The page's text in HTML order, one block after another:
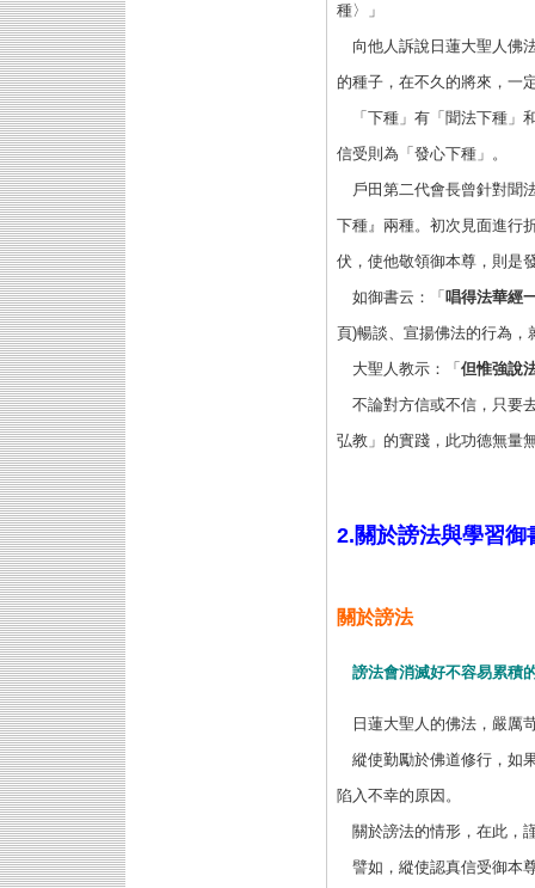
種〉」
向他人訴說日蓮大聖人佛
的種子，在不久的將來，一
「下種」有「聞法下種」
信受則為「發心下種」。
戶田第二代會長曾針對聞
下種』兩種。初次見面進行
伏，使他敬領御本尊，則是
如御書云：「 唱得法華經
頁)暢談、宣揚佛法的行為
大聖人教示：「 但惟強說
不論對方信或不信，只要
弘教」的實踐，此功德無量
2.關於謗法與學習御
關於謗法
謗法會消滅好不容易累積
日蓮大聖人的佛法，嚴厲
縱使勤勵於佛道修行，如
陷入不幸的原因。
關於謗法的情形，在此，
譬如，縱使認真信受御本